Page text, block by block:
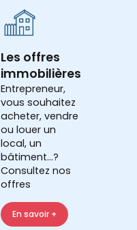
Les offres
immobilières
Entrepreneur,
vous souhaitez
acheter, vendre
ou louer un
local, un
bâtiment...?
Consultez nos
offres
En savoir +